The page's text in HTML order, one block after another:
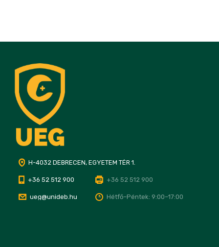
H-4032 DEBRECEN, EGYETEM TÉR 1.
+36 52 512 900 +36 52 512 900
ueg@unideb.hu Hétfő–Péntek: 9:00–17:00